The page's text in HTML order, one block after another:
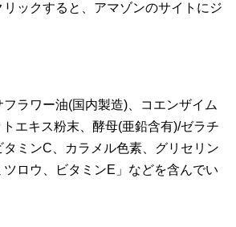
ックすると、アマゾンのサイトにジ
ラワー油(国内製造)、コエンザイム
エキス粉末、酵母(亜鉛含有)/ゼラチ
タミンC、カラメル色素、グリセリン
ツロウ、ビタミンE」などを含んでい